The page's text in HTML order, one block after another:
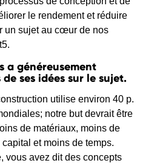
le rendement et réduire
un sujet au cœur de nos
a généreusement
ses idées sur le sujet.
utilise environ 40 p.
notre but devrait être
de matériaux, moins de
et moins de temps.
vous avez dit des concepts